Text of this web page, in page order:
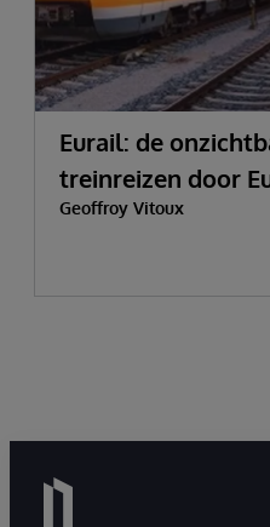
Eurail: de
treinreizen door
Geoffroy Vitoux